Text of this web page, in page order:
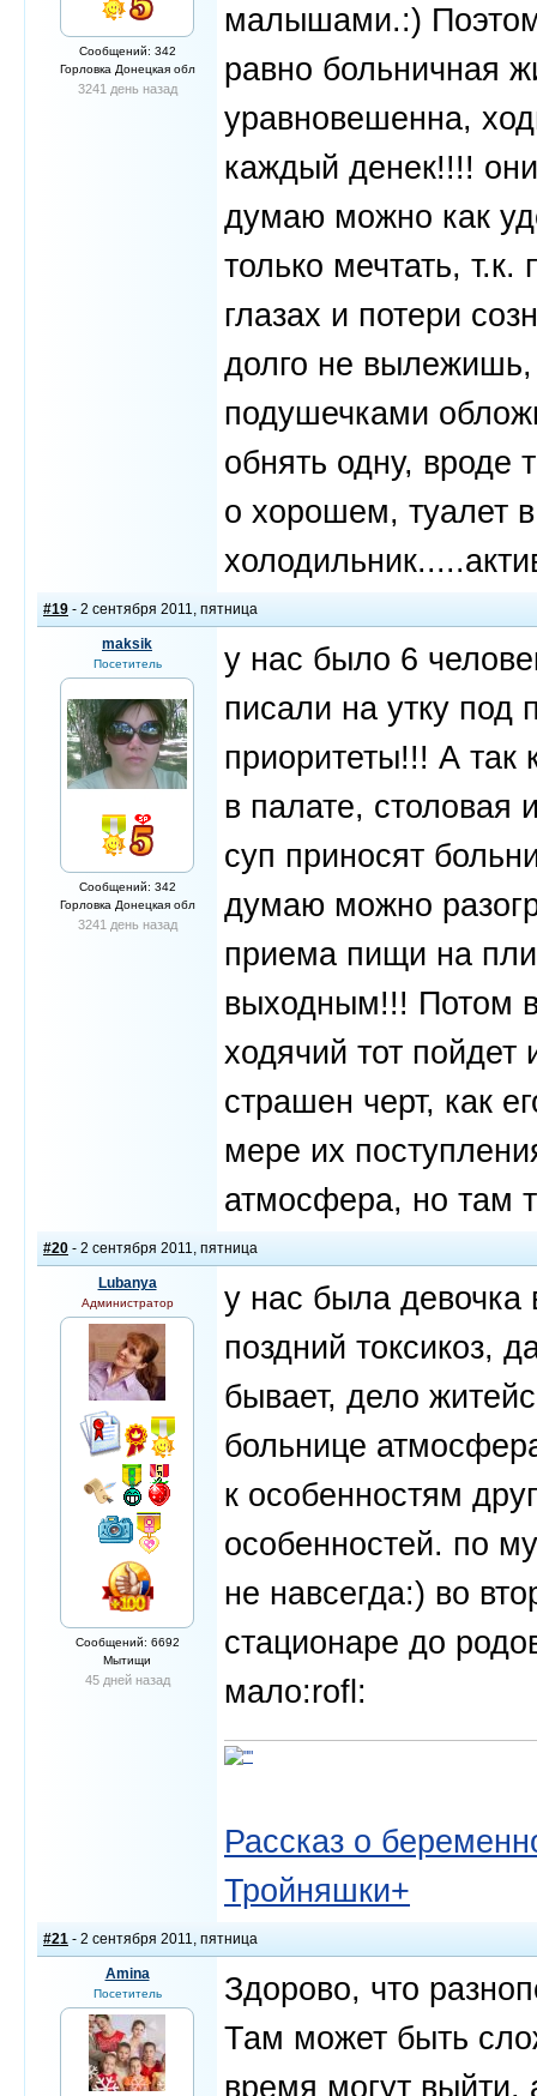
Сообщений: 342
Горловка Донецкая обл
3241 день назад
малышами.:)
равно больничная
уравновешенна,
каждый денек!!!!
думаю можно как
только мечтать,
глазах и потери
долго не вылежишь,
подушечками
обнять одну, вроде
о хорошем, туалет
#19 - 2 сентября 2011, пятница
maksik
Посетитель
Сообщений: 342
Горловка Донецкая обл
3241 день назад
у нас было 6
писали на утку под
приоритеты!!! А так
в палате, столовая
суп приносят
думаю можно
приема пищи на
выходным!!! Потом
ходячий тот пойдет
страшен черт, как
мере их
атмосфера, но там
#20 - 2 сентября 2011, пятница
Lubanya
Администратор
Сообщений: 6692
Мытищи
45 дней назад
у нас была девочка
поздний токсикоз,
бывает, дело
больнице
к особенностям
особенностей. по
не навсегда:) во
стационаре до
мало:rofl:
Рассказ о
Тройняшки+
#21 - 2 сентября 2011, пятница
Amina
Посетитель
Здорово, что
Там может быть
время могут